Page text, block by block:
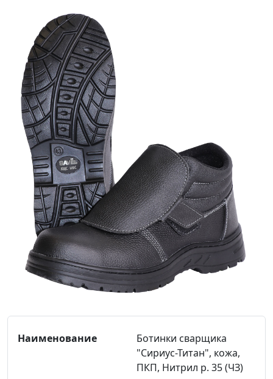
Ботинки сварщика
"Сириус-Титан", кожа,
ПКП, Нитрил р. 35 (ЧЗ)